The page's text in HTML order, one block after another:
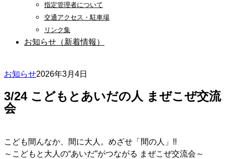
指定管理者について
交通アクセス・駐車場
リンク集
お知らせ（新着情報）
お知らせ2026年3月4日
3/24 こどもとあいだの人 まぜこぜ交流
会
こども間んなか、間に大人。めざせ「間の人」!!
～こどもと大人の“あいだ”がつながる まぜこぜ交流会～